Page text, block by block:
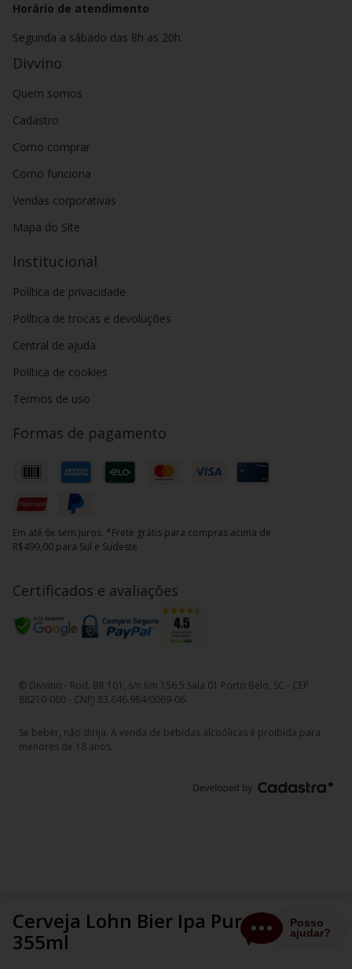
Cerveja Lohn Bier Ipa Puro Malte
355ml
Horário de atendimento
Segunda a sábado das 8h as 20h.
Divvino
Quem somos
Cadastro
Como comprar
Como funciona
Vendas corporativas
Mapa do Site
Institucional
Política de privacidade
Política de trocas e devoluções
Central de ajuda
Política de cookies
Termos de uso
Formas de pagamento
Em até 6x sem juros. *Frete grátis para compras acima de
R$499,00 para Sul e Sudeste
Certificados e avaliações
© Divvino - Rod. BR 101, s/n Km 156,5 Sala 01 Porto Belo, SC - CEP
88210-000 - CNPJ 83.646.984/0069-06.
Se beber, não dirija. A venda de bebidas alcoólicas é proibida para
menores de 18 anos.